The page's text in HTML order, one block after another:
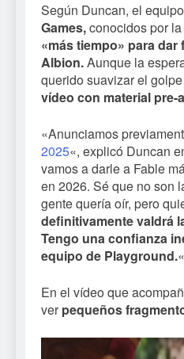
Según Duncan, el
Games,conocidos por
«más tiempo» para
Albion.Aunque la
querido suavizar el
vídeo con material pre-
«Anunciamos
2025«, explicó Duncan
vamos a darle a Fable
en 2026. Sé que no son
gente quería oír, pero
definitivamente valdrá
Tengo una confianza
equipo de Playground.«
En el vídeo que
ver pequeños